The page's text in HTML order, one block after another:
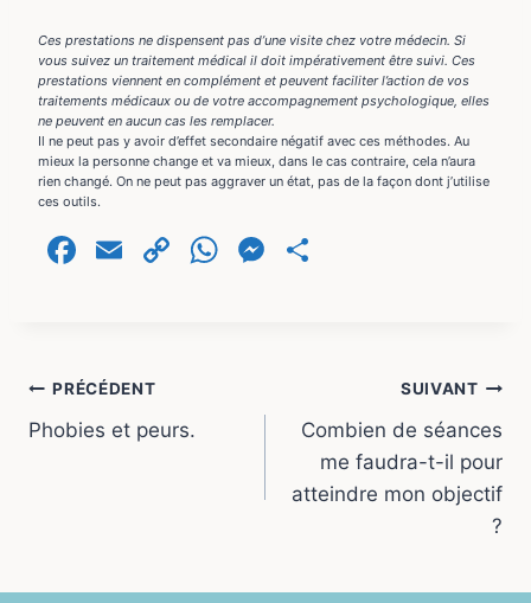
Ces prestations ne dispensent pas d’une visite chez votre médecin. Si
vous suivez un traitement médical il doit impérativement être suivi. Ces
prestations viennent en complément et peuvent faciliter l’action de vos
traitements médicaux ou de votre accompagnement psychologique, elles
ne peuvent en aucun cas les remplacer.
Il ne peut pas y avoir d’effet secondaire négatif avec ces méthodes. Au
mieux la personne change et va mieux, dans le cas contraire, cela n’aura
rien changé. On ne peut pas aggraver un état, pas de la façon dont j’utilise
ces outils.
F
b
o
E
C
n
W
M
er
Navigation
de
PRÉCÉDENT
Phobies et peurs.
SUIVANT
Combien de séances
me faudra-t-il pour
atteindre mon objectif
?